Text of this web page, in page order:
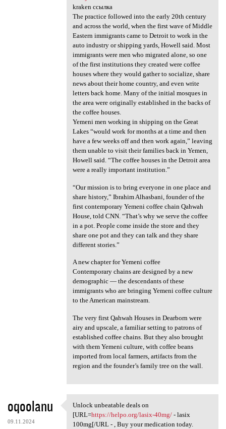
kraken ссылка
The practice followed into the early 20th century
and across the world, when the first wave of Middle
Eastern immigrants came to Detroit to work in the
auto industry or shipping yards, Howell said. Most
immigrants were men who migrated alone, so one
of the first institutions they created were coffee
houses where they would gather to socialize, share
news about their home country, and even write
letters back home. Many of the initial mosques in
the area were originally established in the backs of
the coffee houses.
Yemeni men working in shipping on the Great
Lakes “would work for months at a time and then
have a few weeks off and then work again,” leaving
them unable to visit their families back in Yemen,
Howell said. “The coffee houses in the Detroit area
were a really important institution.”
“Our mission is to bring everyone in one place and
share history,” Ibrahim Alhasbani, founder of the
first contemporary Yemeni coffee chain Qahwah
House, told CNN. “That’s why we serve the coffee
in a pot. People come inside the store and they
share one pot and they can talk and they share
different stories.”
A new chapter for Yemeni coffee
Contemporary chains are designed by a new
demographic — the descendants of these
immigrants who are bringing Yemeni coffee culture
to the American mainstream.
The very first Qahwah Houses in Dearborn were
airy and upscale, a familiar setting to patrons of
established coffee chains. But they also brought
with them Yemeni culture, with coffee beans
imported from local farmers, artifacts from the
region and the founder’s family tree on the wall.
oqoolanu
09.11.2024
Unlock unbeatable deals on
Unlock unbeatable deals on
[URL=https://helpo.org/lasix-40mg/- lasix
100mg[/URL - , Buy your medication today.